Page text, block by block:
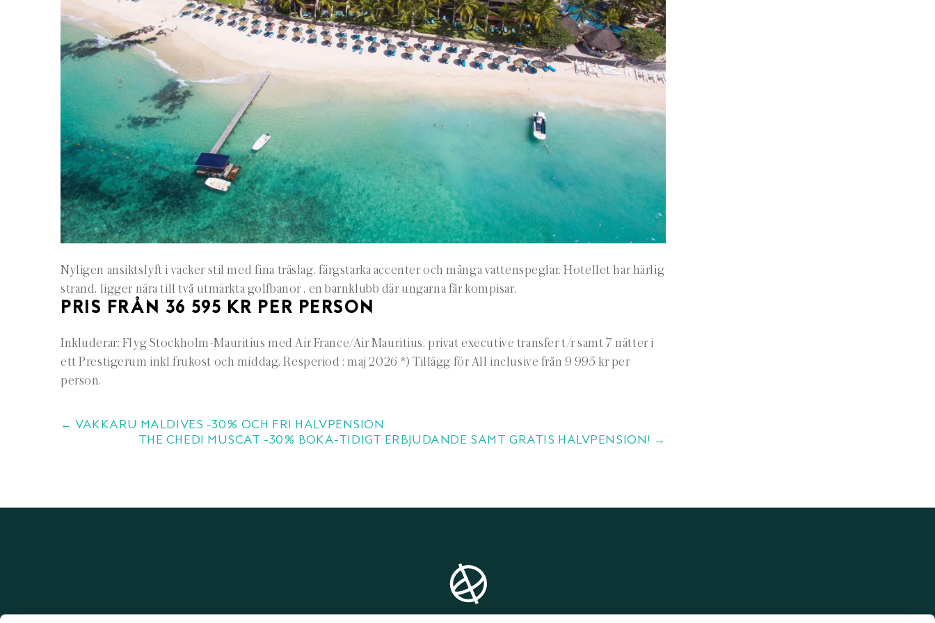
Nyligen ansiktslyft i vacker stil med fina träslag, färgstarka accenter och många vattenspeglar. Hotellet har härlig
strand, ligger nära till två utmärkta golfbanor , en barnklubb där ungarna får kompisar.
PRIS FRÅN 36 595 KR PER PERSON
Inkluderar: Flyg Stockholm-Mauritius med Air France/Air Mauritius, privat executive transfer t/r samt 7 nätter i
ett Prestigerum inkl frukost och middag. Resperiod : maj 2026 *) Tillägg för All inclusive från 9 995 kr per
person.
← VAKKARU MALDIVES -30% OCH FRI HALVPENSION
THE CHEDI MUSCAT -30% BOKA-TIDIGT ERBJUDANDE SAMT GRATIS HALVPENSION! →